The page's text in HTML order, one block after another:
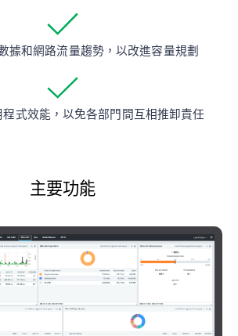
據和網路流量趨勢，以改進容量規劃
程式效能，以免各部門間互相推卸責任
主要功能